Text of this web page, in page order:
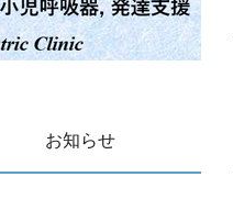
お知らせ